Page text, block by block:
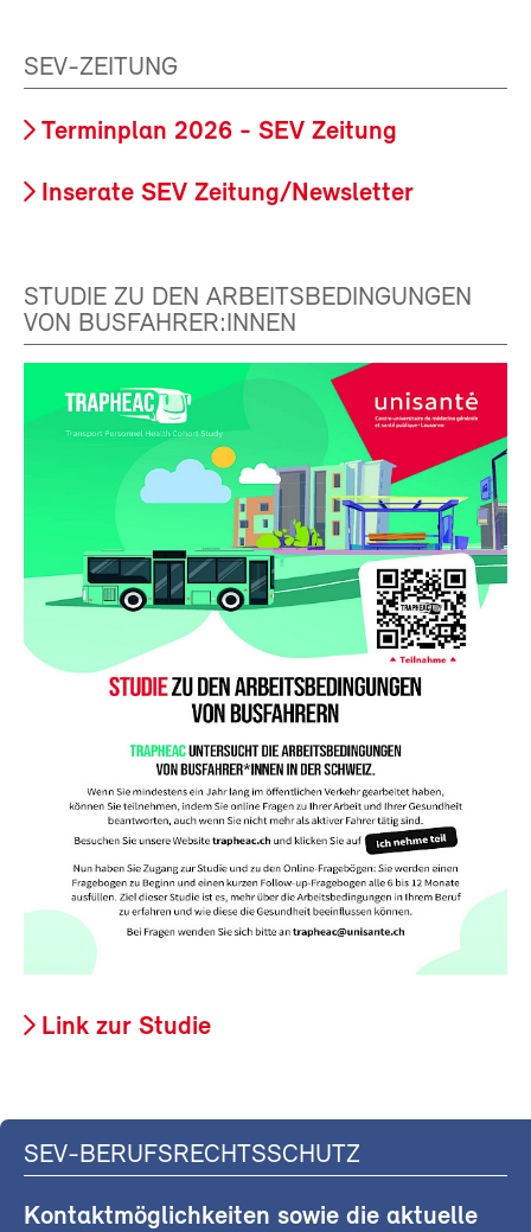
SEV-ZEITUNG
Terminplan 2026 - SEV Zeitung
Inserate SEV Zeitung/Newsletter
STUDIE ZU DEN ARBEITSBEDINGUNGEN
VON BUSFAHRER:INNEN
Link zur Studie
SEV-BERUFSRECHTSSCHUTZ
Kontaktmöglichkeiten sowie die aktuelle